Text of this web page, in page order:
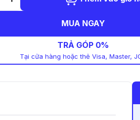
MUA NGAY
TRẢ GÓP 0%
Tại cửa hàng hoặc thẻ Visa, Master,